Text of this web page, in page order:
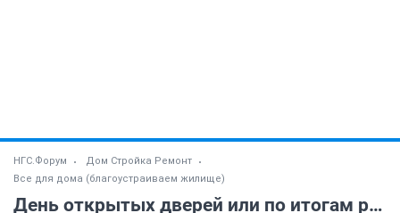
НГС.Форум
Дом Стройка Ремонт
Все для дома (благоустраиваем жилище)
День открытых дверей или по итогам ремонта! (часть 3)